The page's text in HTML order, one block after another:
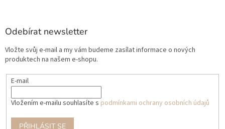
Odebírat newsletter
Vložte svůj e-mail a my vám budeme zasílat informace o nových
produktech na našem e-shopu.
E-mail
Vložením e-mailu souhlasíte s podmínkami ochrany osobních údajů
PŘIHLÁSIT SE